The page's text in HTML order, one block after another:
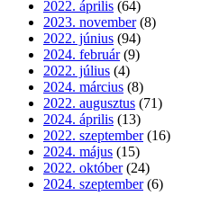
2022. április (64)
2023. november (8)
2022. június (94)
2024. február (9)
2022. július (4)
2024. március (8)
2022. augusztus (71)
2024. április (13)
2022. szeptember (16)
2024. május (15)
2022. október (24)
2024. szeptember (6)